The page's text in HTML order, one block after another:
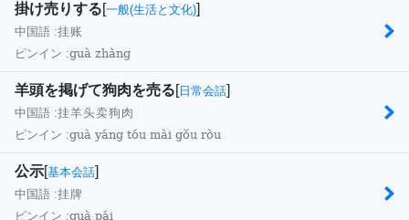
掛け売りする[一般(生活と文化)]
中国語 :挂账
ピンイン :guà zhàng
羊頭を掲げて狗肉を売る[ 日常会話]
中国語 :挂羊头卖狗肉
ピンイン :guà yáng tóu mài gǒu ròu
公示[基本会話]
中国語 :挂牌
ピンイン :guà pái